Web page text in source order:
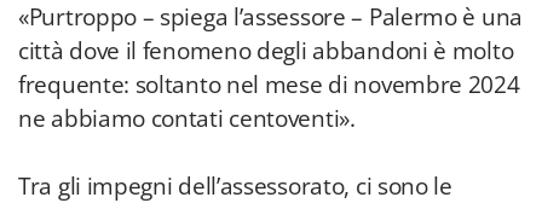
«Purtroppo – spiega l’assessore – Palermo è una
città dove il fenomeno degli abbandoni è molto
frequente: soltanto nel mese di novembre 2024
ne abbiamo contati centoventi».
Tra gli impegni dell’assessorato, ci sono le